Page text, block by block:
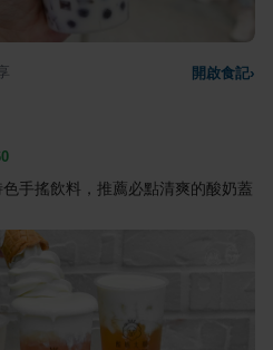
開啟食記›
手搖飲料，推薦必點清爽的酸奶蓋